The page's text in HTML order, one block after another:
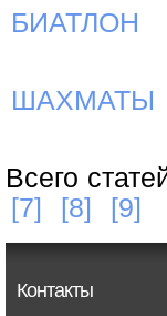
БИАТЛОН
ШАХМАТЫ
Всего
[7]
[8] [9]
Контакты